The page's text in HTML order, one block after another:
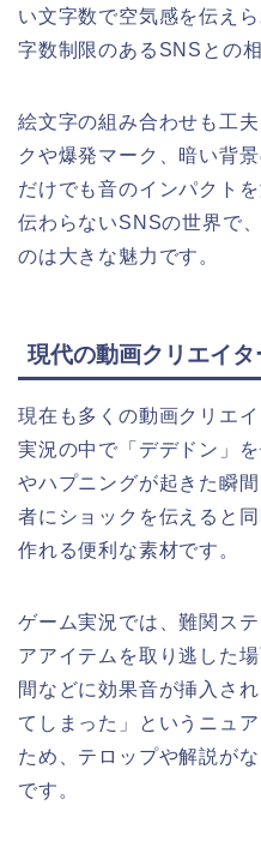
い文字数で空気感を伝え
字数制限のあるSNSとの
絵文字の組み合わせも工
クや爆発マーク、暗い背
だけでも音のインパクト
伝わらないSNSの世界で
のは大きな魅力です。
現代の動画クリエイタ
現在も多くの動画クリエ
実況の中で「デデドン」
やハプニングが起きた瞬
者にショックを伝えると
作れる便利な素材です。
ゲーム実況では、難関ス
アアイテムを取り逃した
間などに効果音が挿入さ
てしまった」というニュ
ため、テロップや解説が
です。